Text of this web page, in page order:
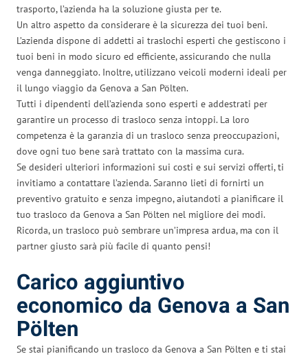
trasporto, l’azienda ha la soluzione giusta per te.
Un altro aspetto da considerare è la sicurezza dei tuoi beni.
L’azienda dispone di addetti ai traslochi esperti che gestiscono i
tuoi beni in modo sicuro ed efficiente, assicurando che nulla
venga danneggiato. Inoltre, utilizzano veicoli moderni ideali per
il lungo viaggio da Genova a San Pölten.
Tutti i dipendenti dell’azienda sono esperti e addestrati per
garantire un processo di trasloco senza intoppi. La loro
competenza è la garanzia di un trasloco senza preoccupazioni,
dove ogni tuo bene sarà trattato con la massima cura.
Se desideri ulteriori informazioni sui costi e sui servizi offerti, ti
invitiamo a contattare l’azienda. Saranno lieti di fornirti un
preventivo gratuito e senza impegno, aiutandoti a pianificare il
tuo trasloco da Genova a San Pölten nel migliore dei modi.
Ricorda, un trasloco può sembrare un’impresa ardua, ma con il
partner giusto sarà più facile di quanto pensi!
Carico aggiuntivo
economico da Genova a San
Pölten
Se stai pianificando un trasloco da Genova a San Pölten e ti stai